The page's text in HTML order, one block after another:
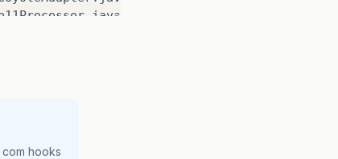
hooks